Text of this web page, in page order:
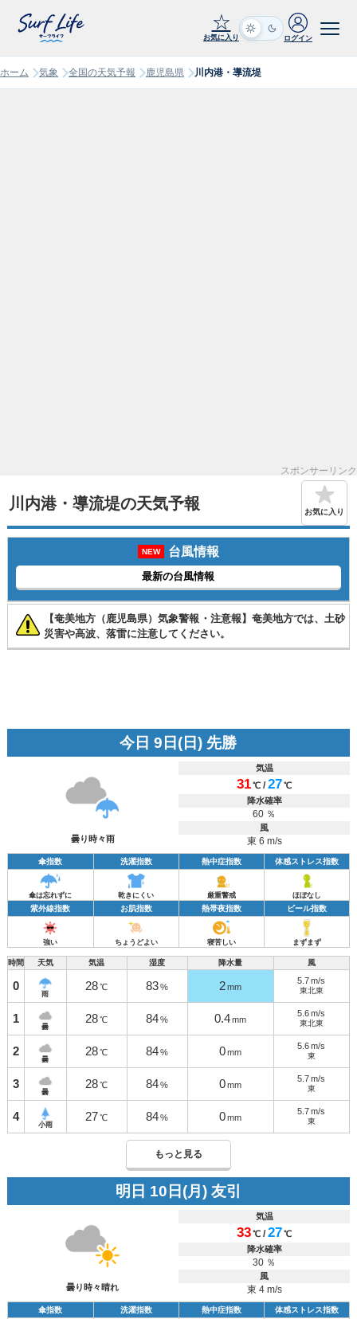
☆
お気に入り ログイン
ホーム 気象 全国の天気予報 鹿児島県 川内港・導流堤
スポンサーリンク
川内港・導流堤の天気予報 お気に入り
NEW 台風情報
最新の台風情報
【奄美地方（鹿児島県）気象警報・注意報】奄美地方では、土砂
災害や高波、落雷に注意してください。
今日 9日(日) 先勝
曇り時々雨
気温
31℃ /27℃
降水確率
60 ％
風
東 6 m/s
傘指数 洗濯指数 熱中症指数 体感ストレス指数
傘は忘れずに 乾きにくい 厳重警戒 ほぼなし
紫外線指数 お肌指数 熱帯夜指数 ビール指数
強い ちょうどよい 寝苦しい まずまず
時間 天気 気温 湿度 降水量 風
0
雨
28 ℃ 83 % 2 mm
5.7 m/s
東北東
1
曇
28 ℃ 84 % 0.4 mm
5.6 m/s
東北東
2
曇
28 ℃ 84 % 0 mm
5.6 m/s
東
3
曇
28 ℃ 84 % 0 mm
5.7 m/s
東
4
小雨
27 ℃ 84 % 0 mm
5.7 m/s
東
もっと見る
明日 10日(月) 友引
曇り時々晴れ
気温
33℃ /27℃
降水確率
30 ％
風
東 4 m/s
傘指数 洗濯指数 熱中症指数 体感ストレス指数